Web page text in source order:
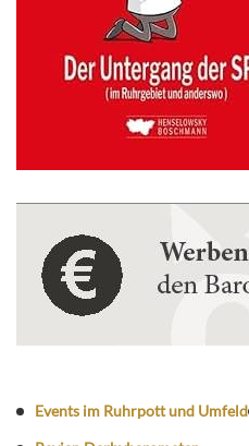
Events im Ruhrpott und Umfeld